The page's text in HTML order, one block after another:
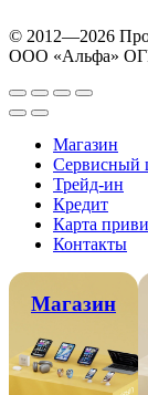
© 2012—2026
ООО «Альфа»
Магазин
Сервисный
Трейд-ин
Кредит
Карта
Контакты
Магазин